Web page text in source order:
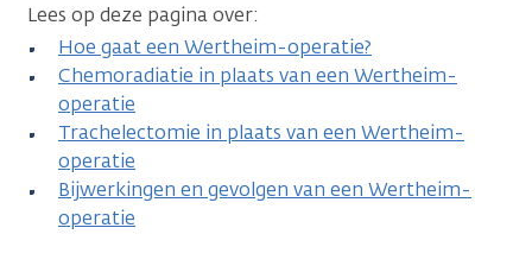
Lees op deze pagina over:
Hoe gaat een Wertheim-operatie?
Chemoradiatie in plaats van een Wertheim-
operatie
Trachelectomie in plaats van een Wertheim-
operatie
Bijwerkingen en gevolgen van een Wertheim-
operatie